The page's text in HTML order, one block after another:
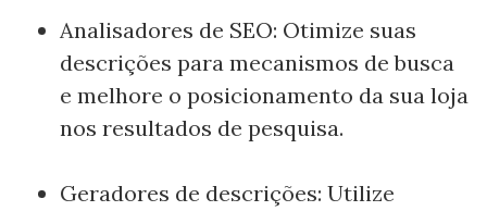
Analisadores de SEO: Otimize suas
descrições para mecanismos de busca
e melhore o posicionamento da sua loja
nos resultados de pesquisa.
Geradores de descrições: Utilize